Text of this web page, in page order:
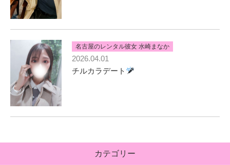
名古屋のレンタル彼女 水崎まなか
2026.04.01
チルカラデート
カテゴリー